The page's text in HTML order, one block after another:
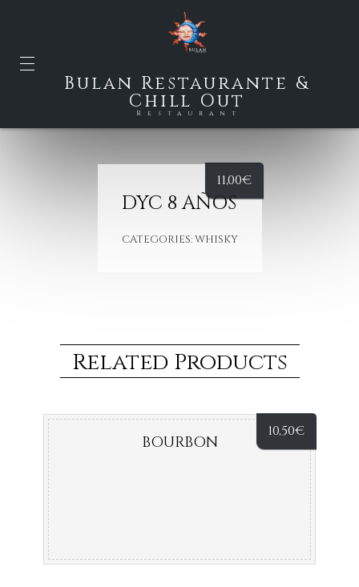
Bulan Restaurante &
Chill Out
Restaurant
DYC 8 AÑOS
CATEGORIES:WHISKY
11,00€
Related Products
10,50€
BOURBON